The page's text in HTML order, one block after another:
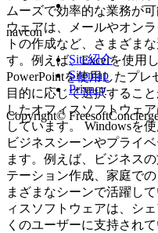
ムーズで効率的な業務が
ウェアは、メールやオン
トの作成など、さまざま
す。例えば、Excelを使用
PowerPointを使用したプ
目的に応じて選択するこ
したオフィスソフトウェ
しています。 Windowsを
ビジネスシーンやプライ
ます。例えば、ビジネス
テーション作成、家庭で
まざまなシーンで活躍し
ィスソフトウェアは、シ
くのユーザーに支持され
navcon
Site紹介
Sitemap
Privacy
Copyright©